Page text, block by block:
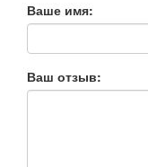
Ваше имя:
Ваш отзыв: